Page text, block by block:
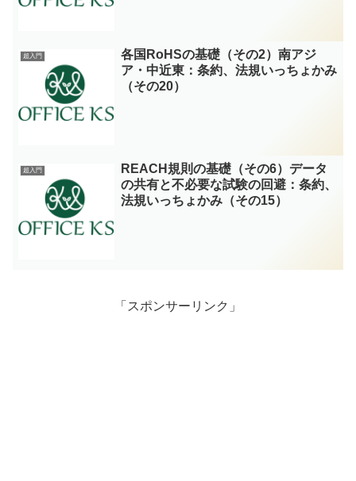
超入門
各国RoHSの基礎（その2）南アジ
ア・中近東：条約、法規いっちょかみ
（その20）
超入門
REACH規則の基礎（その6）データ
の共有と不必要な試験の回避：条約、
法規いっちょかみ（その15）
「スポンサーリンク」